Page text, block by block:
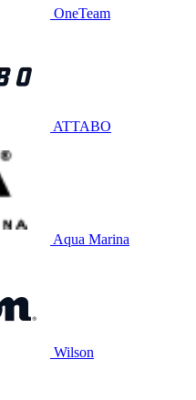
OneTeam
ATTABO
Aqua Marina
Wilson